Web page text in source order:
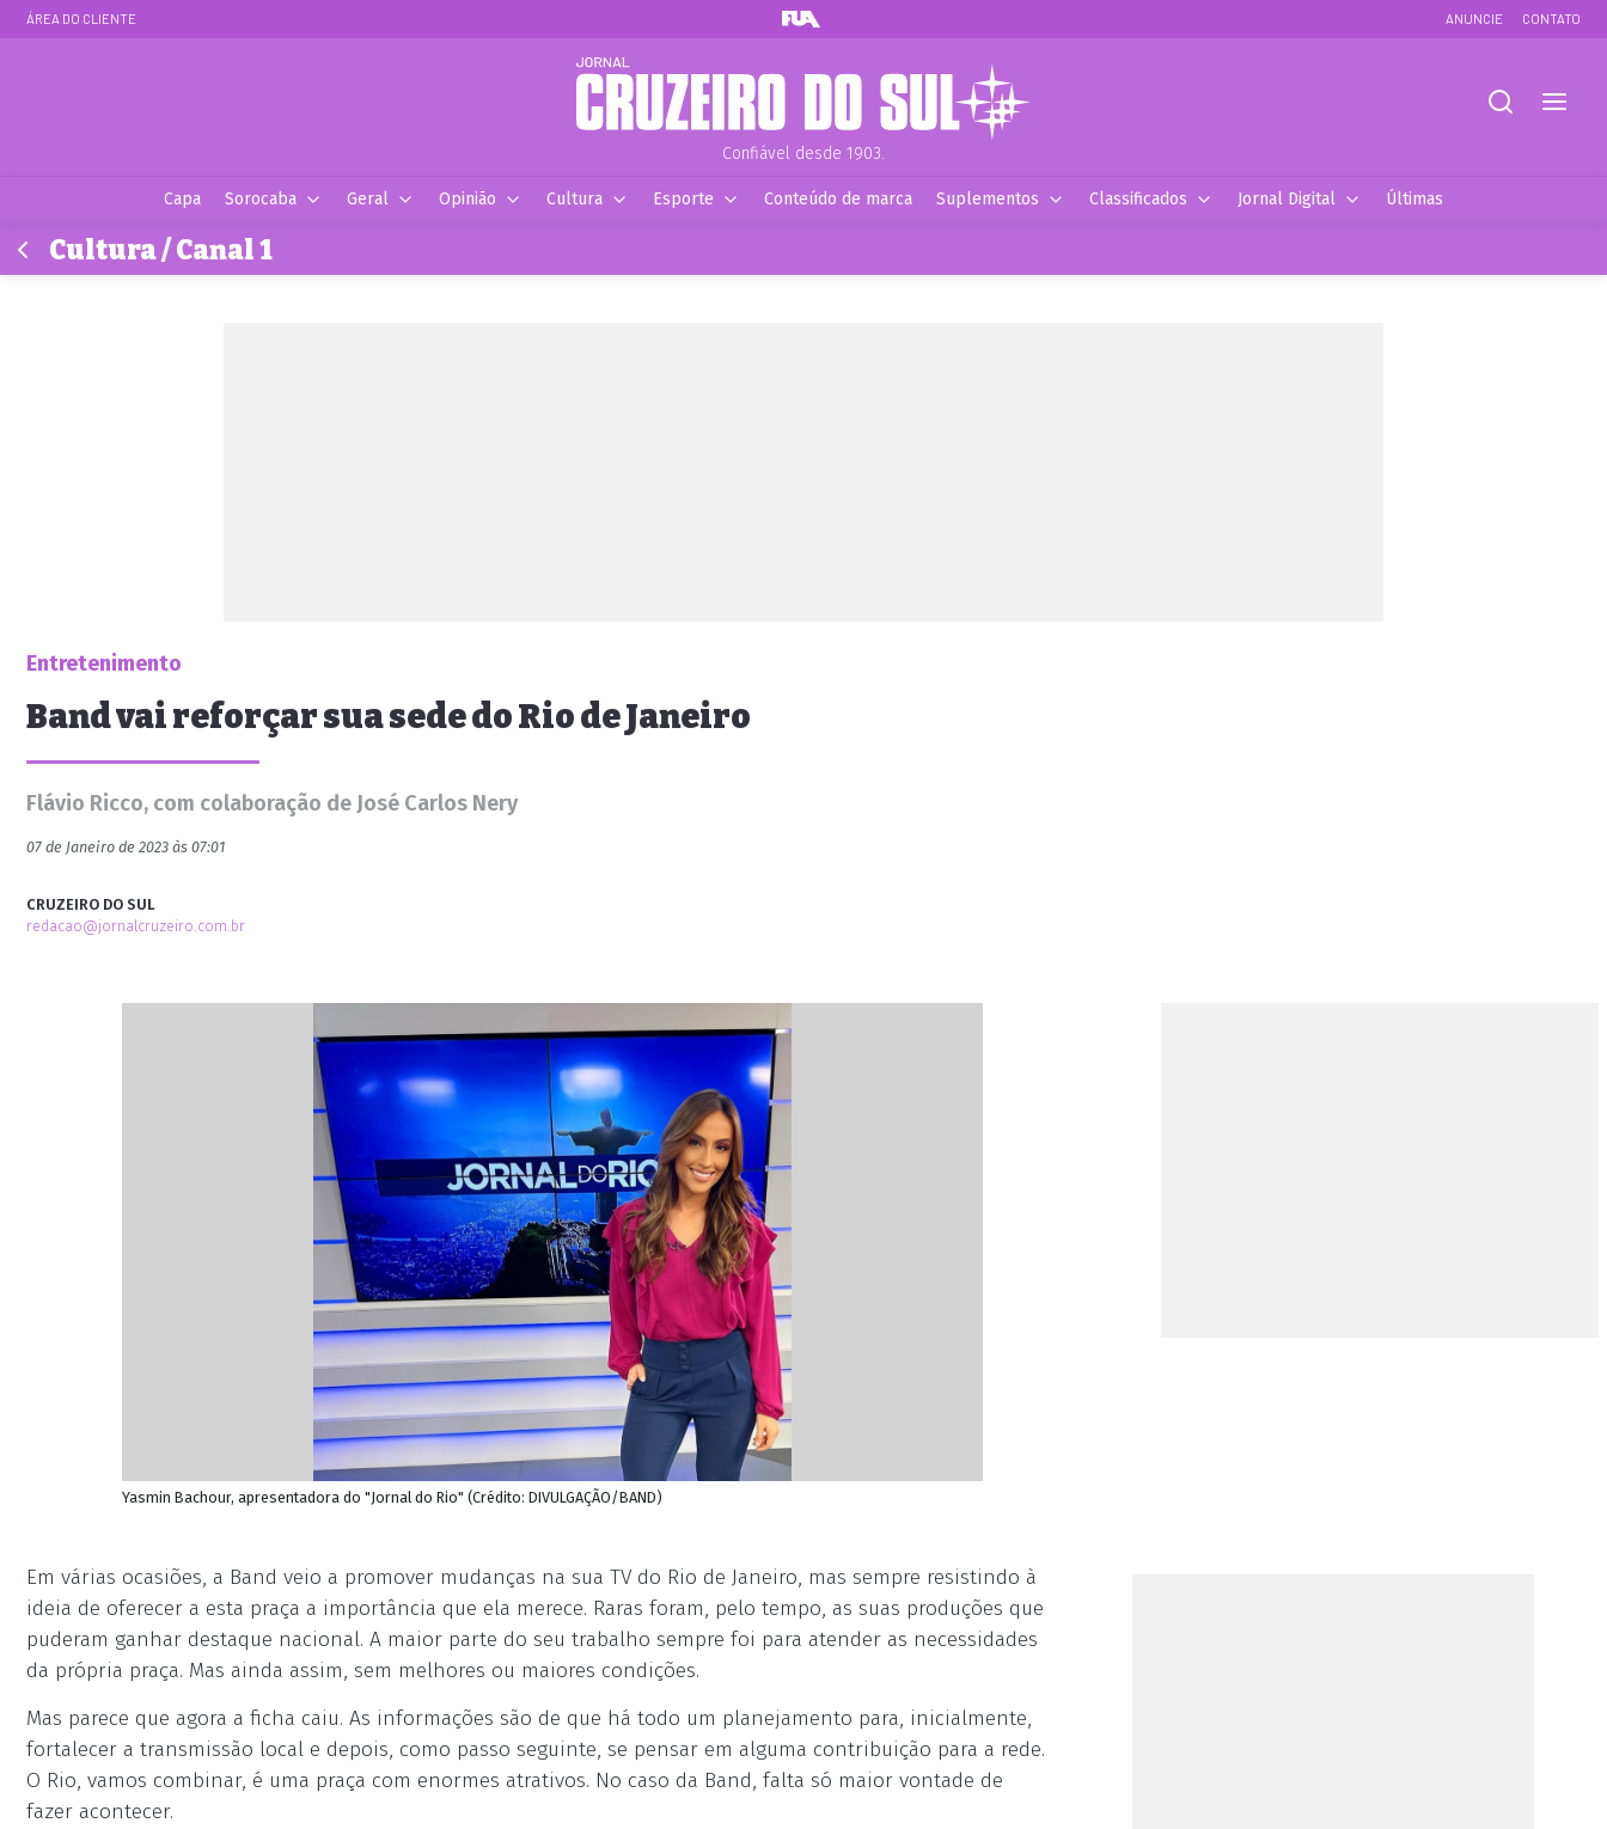
ÁREA DO CLIENTE ANUNCIE CONTATO
Confiável desde 1903.
Capa Sorocaba Geral Opinião Cultura Esporte Conteúdo de marca Suplementos Classificados Jornal Digital Últimas
Cultura / Canal 1
Entretenimento
Band vai reforçar sua sede do Rio de Janeiro
Flávio Ricco, com colaboração de José Carlos Nery
07 de Janeiro de 2023 às 07:01
CRUZEIRO DO SUL
redacao@jornalcruzeiro.com.br
Yasmin Bachour, apresentadora do "Jornal do Rio" (Crédito: DIVULGAÇÃO/BAND)
Em várias ocasiões, a Band veio a promover mudanças na sua TV do Rio de Janeiro, mas sempre resistindo à
ideia de oferecer a esta praça a importância que ela merece. Raras foram, pelo tempo, as suas produções que
puderam ganhar destaque nacional. A maior parte do seu trabalho sempre foi para atender as necessidades
da própria praça. Mas ainda assim, sem melhores ou maiores condições.
Mas parece que agora a ficha caiu. As informações são de que há todo um planejamento para, inicialmente,
fortalecer a transmissão local e depois, como passo seguinte, se pensar em alguma contribuição para a rede.
O Rio, vamos combinar, é uma praça com enormes atrativos. No caso da Band, falta só maior vontade de
fazer acontecer.